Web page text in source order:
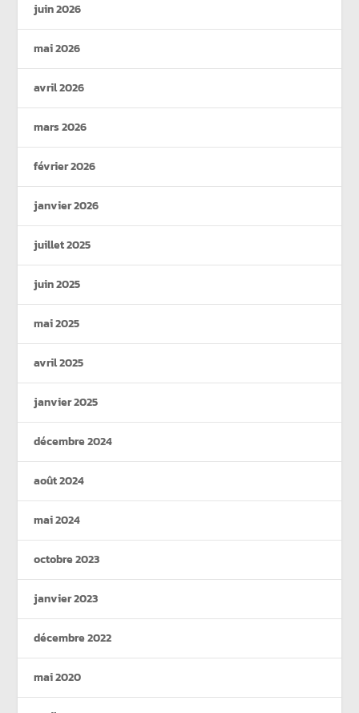
juin 2026
mai 2026
avril 2026
mars 2026
février 2026
janvier 2026
juillet 2025
juin 2025
mai 2025
avril 2025
janvier 2025
décembre 2024
août 2024
mai 2024
octobre 2023
janvier 2023
décembre 2022
mai 2020